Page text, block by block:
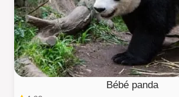
Bébé panda